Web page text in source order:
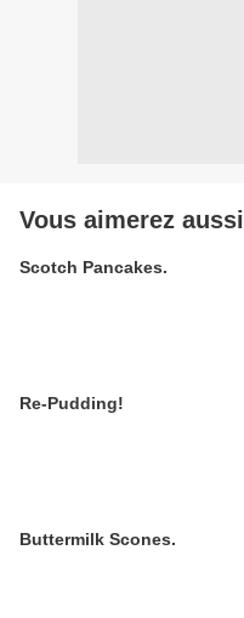
Vous aimerez aussi
Scotch Pancakes.
Re-Pudding!
Buttermilk Scones.